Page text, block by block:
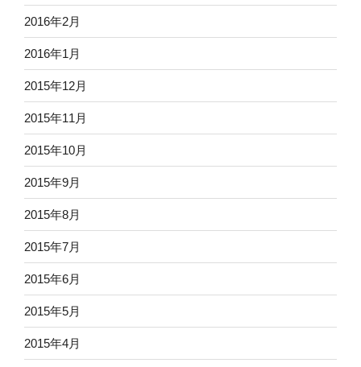
2016年2月
2016年1月
2015年12月
2015年11月
2015年10月
2015年9月
2015年8月
2015年7月
2015年6月
2015年5月
2015年4月